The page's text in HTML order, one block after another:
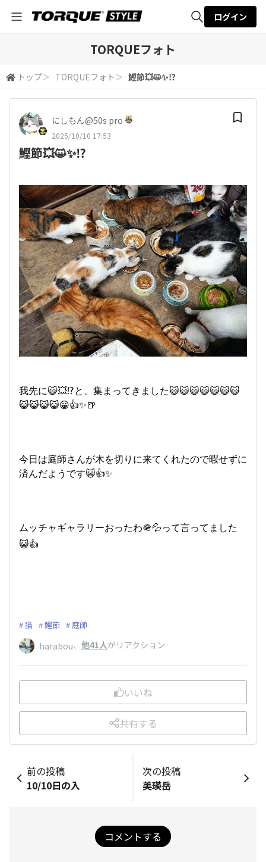
検索
ログイン
TORQUEフォト
トップ＞ TORQUEフォト ＞ 鰹節💥😺✨⁉️
にしもん@50s pro
2025/10/10 17:53
鰹節💥😺✨⁉️
我先に😺💥⁉️と、集まってきました😺😺😺😺😺😺😺
😺😺😺😺😀👍✨🍺
今日は庭師さんが木を切りに来てくれたので暇せずに
済んだようです😺👍✨
ムッチャギャラリーおったわ🪖💦って言ってました
😺👍
猫 鰹節 庭師
harabou、 他41人がリアクション
いいね
共有する
前の投稿
10/10日の入
次の投稿
美瑛岳
コメントする